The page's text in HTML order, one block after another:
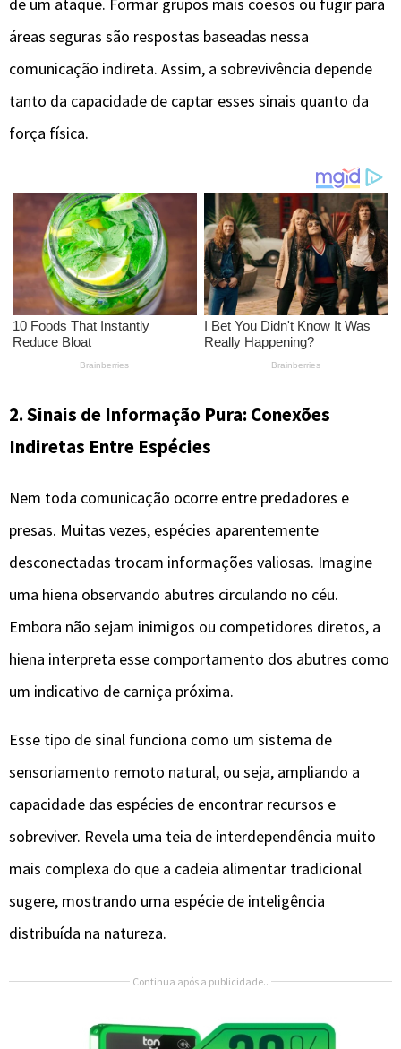
de um ataque. Formar grupos mais coesos ou fugir para
áreas seguras são respostas baseadas nessa
comunicação indireta. Assim, a sobrevivência depende
tanto da capacidade de captar esses sinais quanto da
força física.
2. Sinais de Informação Pura: Conexões
Indiretas Entre Espécies
Nem toda comunicação ocorre entre predadores e
presas. Muitas vezes, espécies aparentemente
desconectadas trocam informações valiosas. Imagine
uma hiena observando abutres circulando no céu.
Embora não sejam inimigos ou competidores diretos, a
hiena interpreta esse comportamento dos abutres como
um indicativo de carniça próxima.
Esse tipo de sinal funciona como um sistema de
sensoriamento remoto natural, ou seja, ampliando a
capacidade das espécies de encontrar recursos e
sobreviver. Revela uma teia de interdependência muito
mais complexa do que a cadeia alimentar tradicional
sugere, mostrando uma espécie de inteligência
distribuída na natureza.
Continua após a publicidade..